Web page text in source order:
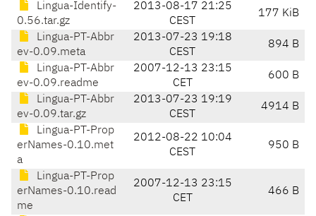
Lingua-Identify-
0.56.tar.gz
2013-08-17 21:25
CEST
177 KiB
Lingua-PT-Abbr
ev-0.09.meta
2013-07-23 19:18
CEST
894 B
Lingua-PT-Abbr
ev-0.09.readme
2007-12-13 23:15
CET
600 B
Lingua-PT-Abbr
ev-0.09.tar.gz
2013-07-23 19:19
CEST
4914 B
Lingua-PT-Prop
erNames-0.10.met
a
2012-08-22 10:04
CEST
950 B
Lingua-PT-Prop
erNames-0.10.read
me
2007-12-13 23:15
CET
466 B